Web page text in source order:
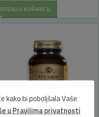
DODAJ U KOŠARICU
kako bi poboljšala Vaše
u Pravilima privatnosti